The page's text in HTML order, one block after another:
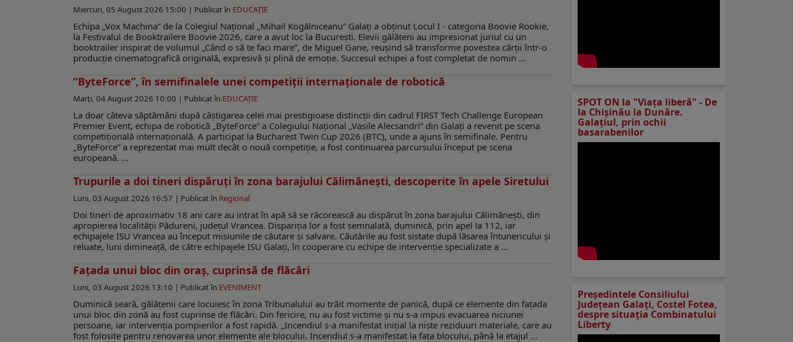
Miercuri, 05 August 2026 15:00 | Publicat în EDUCAŢIE
Echipa „Vox Machina” de la Colegiul Național „Mihail Kogălniceanu” Galați a obținut Locul I - categoria Boovie Rookie,
la Festivalul de Booktrailere Boovie 2026, care a avut loc la București. Elevii gălățeni au impresionat juriul cu un
booktrailer inspirat de volumul „Când o să te faci mare”, de Miguel Gane, reușind să transforme povestea cărții într-o
producție cinematografică originală, expresivă și plină de emoție. Succesul echipei a fost completat de nomin ...
”ByteForce”, în semifinalele unei competiții internaționale de robotică
Marți, 04 August 2026 10:00 | Publicat în EDUCAŢIE
La doar câteva săptămâni după câștigarea celei mai prestigioase distincții din cadrul FIRST Tech Challenge European
Premier Event, echipa de robotică „ByteForce” a Colegiului Național „Vasile Alecsandri” din Galați a revenit pe scena
competițională internațională. A participat la Bucharest Twin Cup 2026 (BTC), unde a ajuns în semifinale. Pentru
„ByteForce” a reprezentat mai mult decât o nouă competiție, a fost continuarea parcursului început pe scena
europeană. ...
Trupurile a doi tineri dispăruți în zona barajului Călimănești, descoperite în apele Siretului
Luni, 03 August 2026 16:57 | Publicat în Regional
Doi tineri de aproximativ 18 ani care au intrat în apă să se răcorească au dispărut în zona barajului Călimănești, din
apropierea localității Pădureni, județul Vrancea. Dispariția lor a fost semnalată, duminică, prin apel la 112, iar
echipajele ISU Vrancea au început misiunile de căutare și salvare. Căutările au fost sistate după lăsarea întunericului și
reluate, luni dimineață, de către echipajele ISU Galați, în cooperare cu echipe de intervenție specializate a ...
Fațada unui bloc din oraș, cuprinsă de flăcări
Luni, 03 August 2026 13:10 | Publicat în EVENIMENT
Duminică seară, gălățenii care locuiesc în zona Tribunalului au trăit momente de panică, după ce elemente din fațada
unui bloc din zonă au fost cuprinse de flăcări. Din fericire, nu au fost victime și nu s-a impus evacuarea niciunei
persoane, iar intervenţia pompierilor a fost rapidă. „Incendiul s-a manifestat inițial la niște reziduuri materiale, care au
fost folosite pentru renovarea unor elemente ale blocului. Incendiul s-a manifestat la fața blocului, până la etajul ...
SPOT ON la "Viaţa liberă" - De
la Chișinău la Dunăre.
Galațiul, prin ochii
basarabenilor
Preşedintele Consiliului
Judeţean Galaţi, Costel Fotea,
despre situaţia Combinatului
Liberty